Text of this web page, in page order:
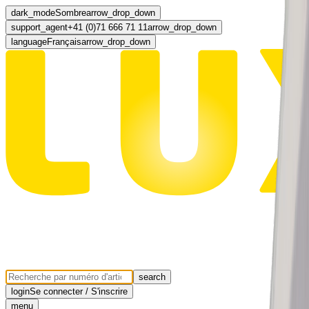
dark_modeSombrearrow_drop_down
support_agent+41 (0)71 666 71 11arrow_drop_down
languageFrançaisarrow_drop_down
search
loginSe connecter / S'inscrire
menu